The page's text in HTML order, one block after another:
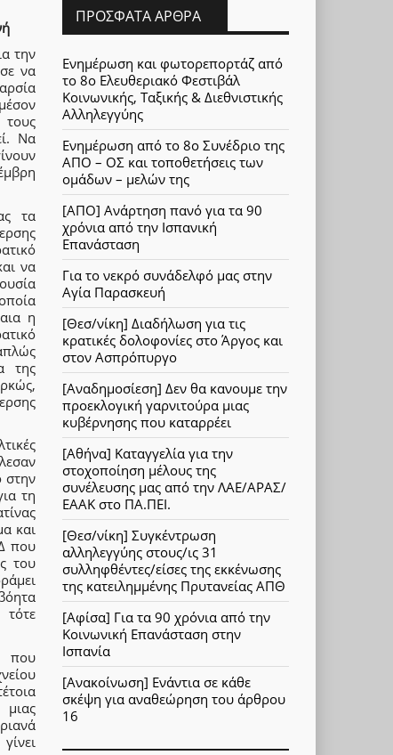
την
να
Να
τα
να
η
της
στην
τη
και
που
του
που
ΠΡΌΣΦΑΤΑ ΆΡΘΡΑ
Ενημέρωση και φωτορεπορτάζ από
το 8ο Ελευθεριακό Φεστιβάλ
Κοινωνικής, Ταξικής & Διεθνιστικής
Αλληλεγγύης
Ενημέρωση από το 8ο Συνέδριο της
ΑΠΟ – ΟΣ και τοποθετήσεις των
ομάδων – μελών της
[ΑΠΟ] Ανάρτηση πανό για τα 90
χρόνια από την Ισπανική
Επανάσταση
Για το νεκρό συνάδελφό μας στην
Αγία Παρασκευή
[Θεσ/νίκη] Διαδήλωση για τις
κρατικές δολοφονίες στο Άργος και
στον Ασπρόπυργο
[Αναδημοσίεση] Δεν θα κανουμε την
προεκλογική γαρνιτούρα μιας
κυβέρνησης που καταρρέει
[Αθήνα] Καταγγελία για την
στοχοποίηση μέλους της
συνέλευσης μας από την ΛΑΕ/ΑΡΑΣ/
ΕΑΑΚ στο ΠΑ.ΠΕΙ.
[Θεσ/νίκη] Συγκέντρωση
αλληλεγγύης στους/ις 31
συλληφθέντες/είσες της εκκένωσης
της κατειλημμένης Πρυτανείας ΑΠΘ
[Αφίσα] Για τα 90 χρόνια από την
Κοινωνική Επανάσταση στην
Ισπανία
[Ανακοίνωση] Ενάντια σε κάθε
σκέψη για αναθεώρηση του άρθρου
16